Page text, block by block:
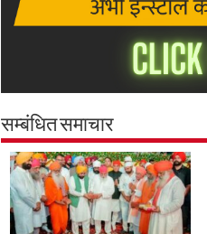
सम्बंधित समाचार